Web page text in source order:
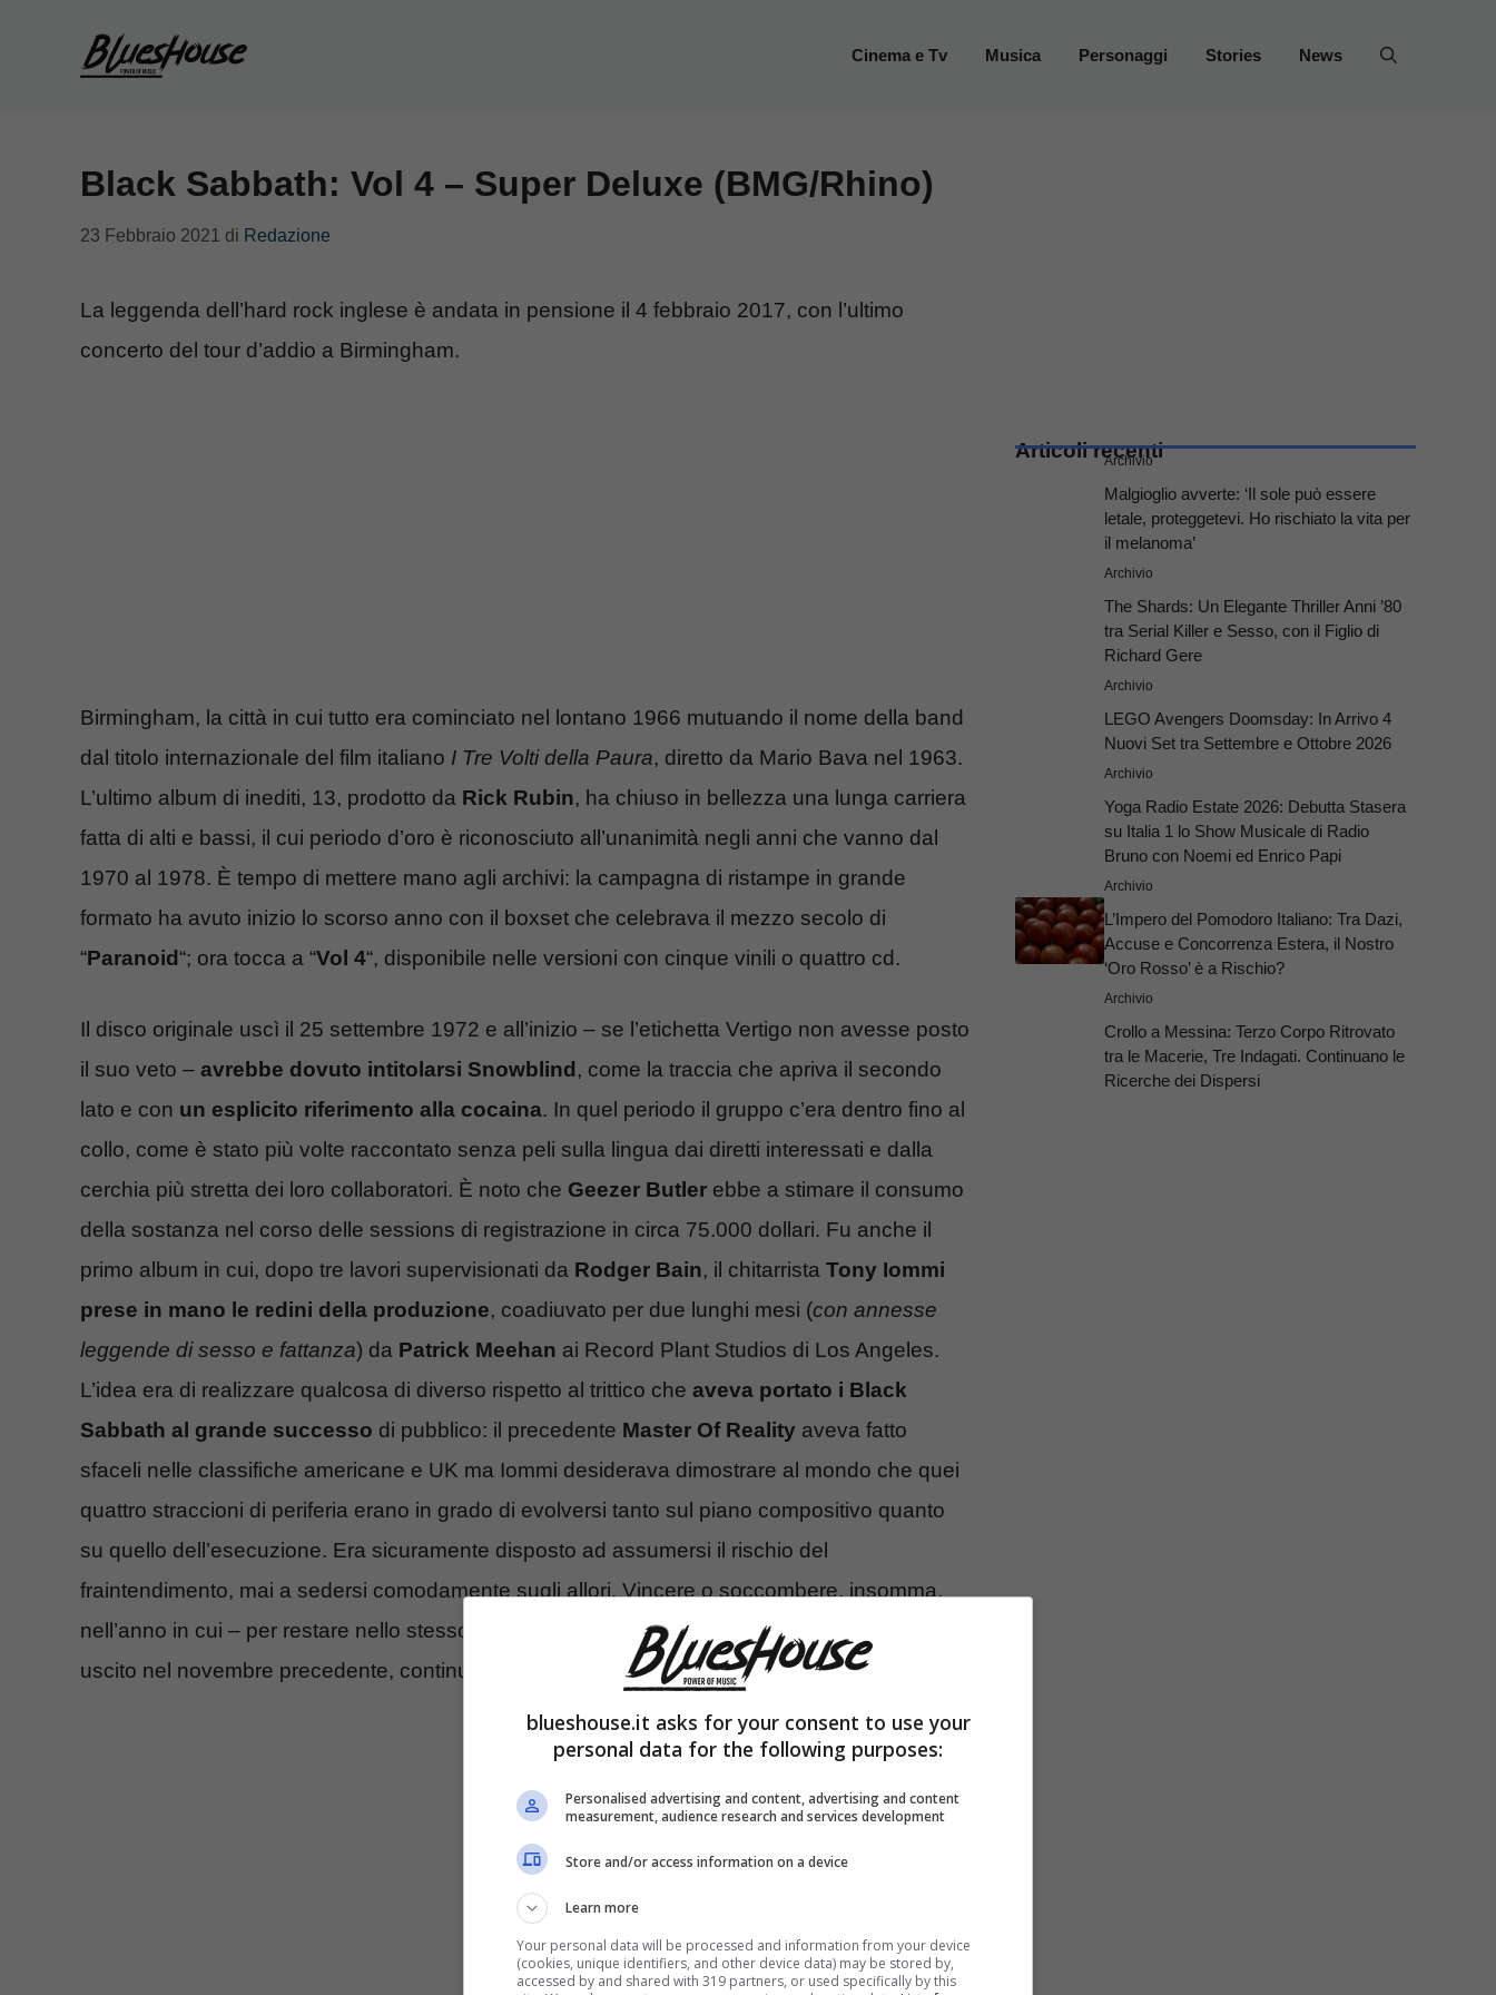
Cinema e Tv Musica Personaggi Stories News
Black Sabbath: Vol 4 – Super Deluxe (BMG/Rhino)
23 Febbraio 2021 di Redazione
La leggenda dell’hard rock inglese è andata in pensione il 4 febbraio 2017, con l’ultimo
concerto del tour d’addio a Birmingham.
Birmingham, la città in cui tutto era cominciato nel lontano 1966 mutuando il nome della band
dal titolo internazionale del film italiano I Tre Volti della Paura, diretto da Mario Bava nel 1963.
L’ultimo album di inediti, 13, prodotto da Rick Rubin, ha chiuso in bellezza una lunga carriera
fatta di alti e bassi, il cui periodo d’oro è riconosciuto all’unanimità negli anni che vanno dal
1970 al 1978. È tempo di mettere mano agli archivi: la campagna di ristampe in grande
formato ha avuto inizio lo scorso anno con il boxset che celebrava il mezzo secolo di
“Paranoid“; ora tocca a “Vol 4“, disponibile nelle versioni con cinque vinili o quattro cd.
Il disco originale uscì il 25 settembre 1972 e all’inizio – se l’etichetta Vertigo non avesse posto
il suo veto – avrebbe dovuto intitolarsi Snowblind , come la traccia che apriva il secondo
lato e con un esplicito riferimento alla cocaina. In quel periodo il gruppo c’era dentro fino al
collo, come è stato più volte raccontato senza peli sulla lingua dai diretti interessati e dalla
cerchia più stretta dei loro collaboratori. È noto che Geezer Butler ebbe a stimare il consumo
della sostanza nel corso delle sessions di registrazione in circa 75.000 dollari. Fu anche il
primo album in cui, dopo tre lavori supervisionati da Rodger Bain, il chitarrista Tony Iommi
prese in mano le redini della produzione, coadiuvato per due lunghi mesi (con annesse
leggende di sesso e fattanza) da Patrick Meehan ai Record Plant Studios di Los Angeles.
L’idea era di realizzare qualcosa di diverso rispetto al trittico che aveva portato i Black
Sabbath al grande successo di pubblico: il precedente Master Of Reality aveva fatto
sfaceli nelle classifiche americane e UK ma Iommi desiderava dimostrare al mondo che quei
quattro straccioni di periferia erano in grado di evolversi tanto sul piano compositivo quanto
su quello dell’esecuzione. Era sicuramente disposto ad assumersi il rischio del
fraintendimento, mai a sedersi comodamente sugli allori. Vincere o soccombere, insomma,
nell’anno in cui – per restare nello stesso campo da gioco – il quarto disco dei
uscito nel novembre precedente, continuava a macinare senza pietà copie vendute.
Articoli recenti
Archivio
Malgioglio avverte: ‘Il sole può essere
letale, proteggetevi. Ho rischiato la vita per
il melanoma’
Archivio
The Shards: Un Elegante Thriller Anni ’80
tra Serial Killer e Sesso, con il Figlio di
Richard Gere
Archivio
LEGO Avengers Doomsday: In Arrivo 4
Nuovi Set tra Settembre e Ottobre 2026
Archivio
Yoga Radio Estate 2026: Debutta Stasera
su Italia 1 lo Show Musicale di Radio
Bruno con Noemi ed Enrico Papi
Archivio
L’Impero del Pomodoro Italiano: Tra Dazi,
Accuse e Concorrenza Estera, il Nostro
‘Oro Rosso’ è a Rischio?
Archivio
Crollo a Messina: Terzo Corpo Ritrovato
tra le Macerie, Tre Indagati. Continuano le
Ricerche dei Dispersi
blueshouse.it asks for your consent to use your
personal data for the following purposes:
Personalised advertising and content, advertising and content
measurement, audience research and services development
Store and/or access information on a device
Learn more
Your personal data will be processed and information from your device
(cookies, unique identifiers, and other device data) may be stored by,
accessed by and shared with 319 partners, or used specifically by this